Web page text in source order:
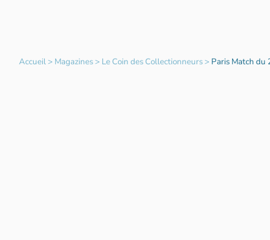
Accueil> Magazines> Le Coin des Collectionneurs> Paris Match du